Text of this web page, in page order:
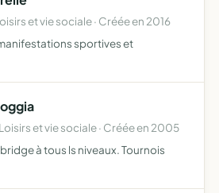
et vie sociale · Créée en 2016
sportives et
et vie sociale · Créée en 2005
à tous ls niveaux. Tournois